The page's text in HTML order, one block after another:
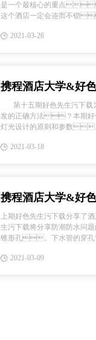
是一个最核心的重点
这个酒店一定会连而不锁
后、围绕独特的销售
2021-03-26
携程酒店大学&好
（十六）酒店设计
第十五期好色先生污下载
发的正确方法？本期好
灯光设计的原则和参数
二、色温适当。大厅
2021-03-18
携程酒店大学&好
（十四）酒店设计
上期好色先生污下载分享了
生污下载将分享防潮防水
锥形孔。下水管的穿
坎。淋浴区域必须采用止
2021-03-09